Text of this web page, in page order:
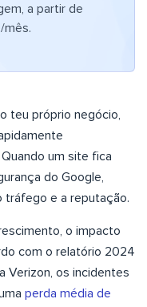
a partir de
mês.
teu próprio negócio,
um site fica
do Google,
tráfego e a reputação.
o impacto
com o relatório 2024
Verizon, os incidentes
perda média de